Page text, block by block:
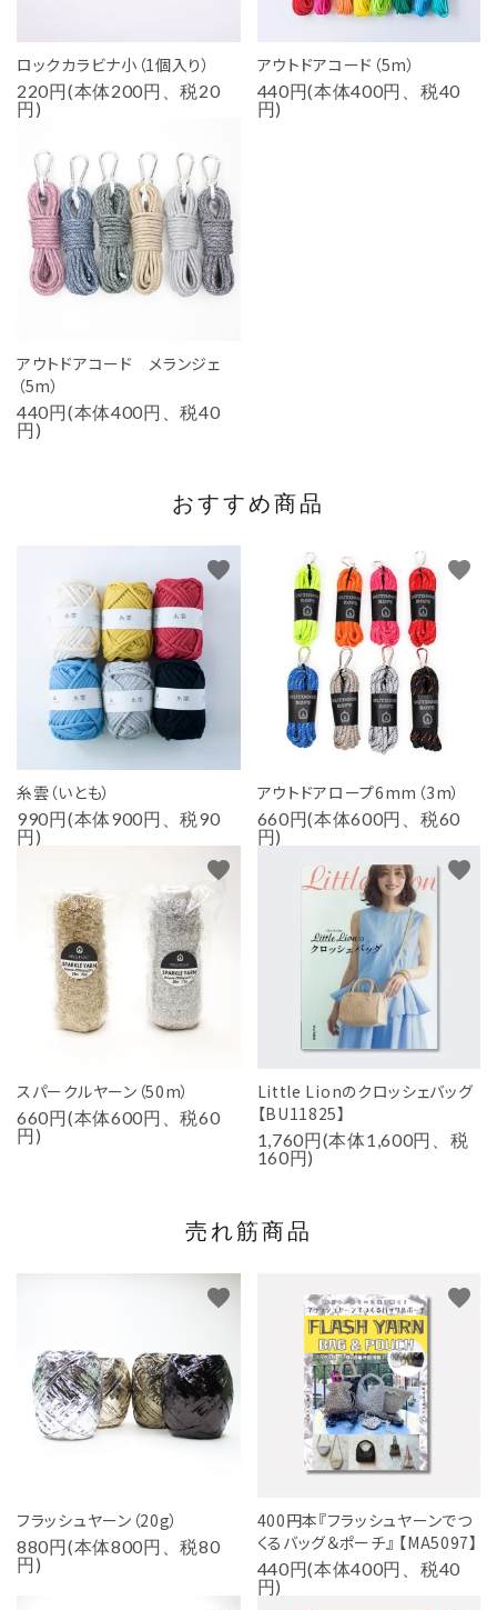
ロックカラビナ小（1個入り）
220円(本体200円、税20
円)
アウトドアコード（5m）
440円(本体400円、税40
円)
アウトドアコード メランジェ
（5m）
440円(本体400円、税40
円)
おすすめ商品
糸雲（いとも）
990円(本体900円、税90
円)
favorite
アウトドアロープ6mm（3m）
660円(本体600円、税60
円)
favorite
スパークルヤーン（50m）
660円(本体600円、税60
円)
favorite
Little Lionのクロッシェバッグ
【BU11825】
1,760円(本体1,600円、税
160円)
favorite
売れ筋商品
フラッシュヤーン（20g）
880円(本体800円、税80
円)
favorite
400円本『フラッシュヤーンでつ
くるバッグ＆ポーチ』 【MA5097】
440円(本体400円、税40
円)
favorite